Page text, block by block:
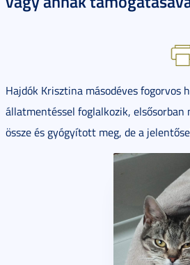
Hajdók Krisztina másodéves fogorvos
állatmentéssel foglalkozik,
össze és gyógyított meg, de a